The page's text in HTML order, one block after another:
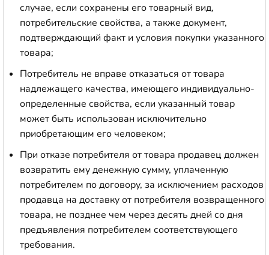
случае, если сохранены его товарный вид,
потребительские свойства, а также документ,
подтверждающий факт и условия покупки указанного
товара;
Потребитель не вправе отказаться от товара
надлежащего качества, имеющего индивидуально-
определенные свойства, если указанный товар
может быть использован исключительно
приобретающим его человеком;
При отказе потребителя от товара продавец должен
возвратить ему денежную сумму, уплаченную
потребителем по договору, за исключением расходов
продавца на доставку от потребителя возвращенного
товара, не позднее чем через десять дней со дня
предъявления потребителем соответствующего
требования.